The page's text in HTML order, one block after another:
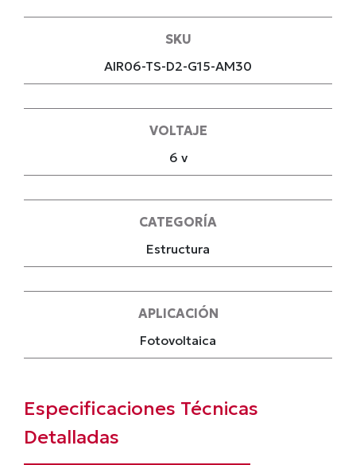
SKU
AIR06-TS-D2-G15-AM30
VOLTAJE
6 v
CATEGORÍA
Estructura
APLICACIÓN
Fotovoltaica
Especificaciones Técnicas
Detalladas